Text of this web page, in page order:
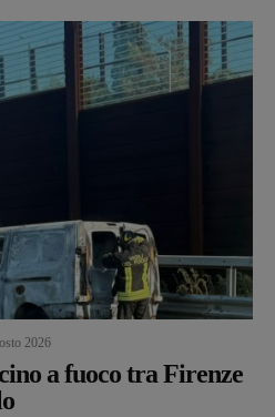
2026
a fuoco tra Firenze